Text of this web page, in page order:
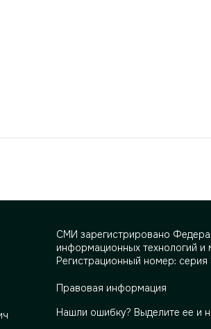
СМИ зарегистрировано
информационных технологий и
Регистрационный номер:
Правовая информация
Нашли ошибку? Выделите ее и